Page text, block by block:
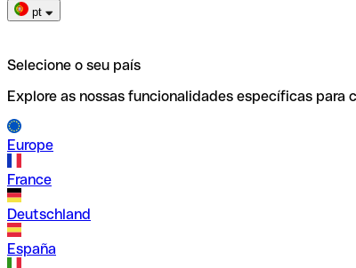
pt
Selecione o seu país
Explore as nossas funcionalidades específicas para
Europe
France
Deutschland
España